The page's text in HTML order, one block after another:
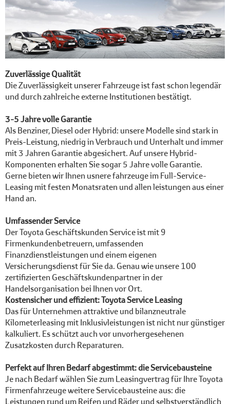
Zuverlässige Qualität
Die Zuverlässigkeit unserer Fahrzeuge ist fast schon legendär
und durch zahlreiche externe Institutionen bestätigt.
3-5 Jahre volle Garantie
Als Benziner, Diesel oder Hybrid: unsere Modelle sind stark in
Preis-Leistung, niedrig in Verbrauch und Unterhalt und immer
mit 3 Jahren Garantie abgesichert. Auf unsere Hybrid-
Komponenten erhalten Sie sogar 5 Jahre volle Garantie.
Gerne bieten wir Ihnen usnere fahrzeuge im Full-Service-
Leasing mit festen Monatsraten und allen leistungen aus einer
Hand an.
Umfassender Service
Der Toyota Geschäftskunden Service ist mit 9
Firmenkundenbetreuern, umfassenden
Finanzdienstleistungen und einem eigenen
Versicherungsdienst für Sie da. Genau wie unsere 100
zertifizierten Geschäftskundenpartner in der
Handelsorganisation bei Ihnen vor Ort.
Kostensicher und effizient: Toyota Service Leasing
Das für Unternehmen attraktive und bilanzneutrale
Kilometerleasing mit Inklusivleistungen ist nicht nur günstiger
kalkuliert. Es schützt auch vor unvorhergesehenen
Zusatzkosten durch Reparaturen.
Perfekt auf Ihren Bedarf abgestimmt: die Servicebausteine
Je nach Bedarf wählen Sie zum Leasingvertrag für Ihre Toyota
Firmenfahrzeuge weitere Servicebausteine aus: die
Leistungen rund um Reifen und Räder und selbstverständlich